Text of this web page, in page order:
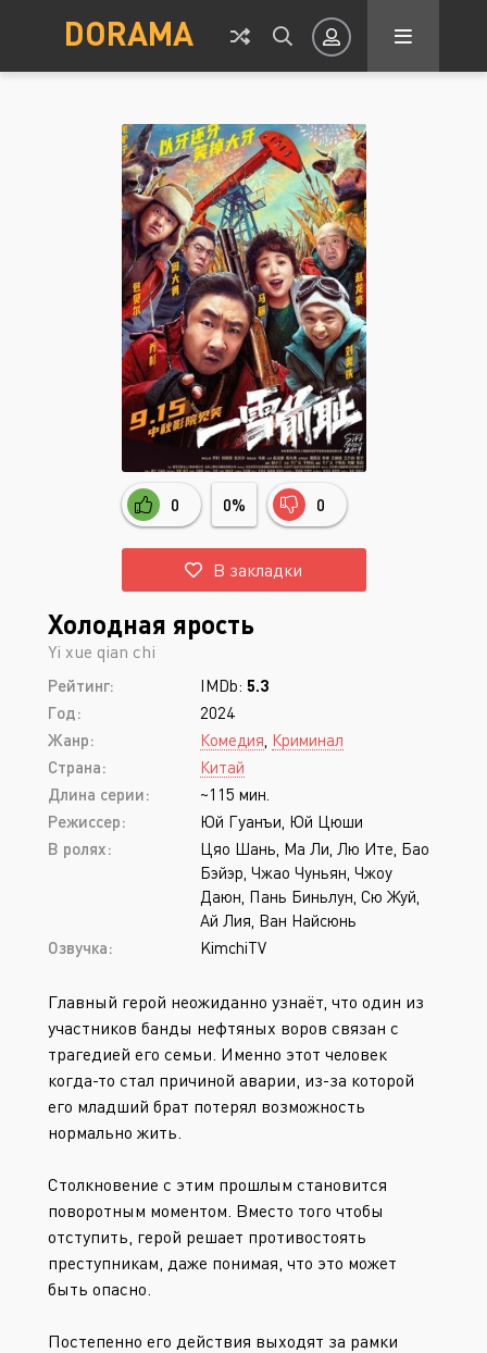
DORAMA
Авторизация
Запомнить
ВОЙТИ НА САЙТ
Регистрация Восстановить пароль
Или войти через
0 0% 0
В закладки
Холодная ярость
Yi xue qian chi
Рейтинг: IMDb: 5.3
Год:
2024
Жанр:
Комедия Криминал
Страна:
Китай
Длина серии:
~115 мин.
Режиссер:
Юй Гуанъи, Юй Цюши
В ролях:
Цяо Шань, Ма Ли, Лю Ите, Бао
Бэйэр, Чжао Чуньян, Чжоу
Даюн, Пань Биньлун, Сю Жуй,
Ай Лия, Ван Найсюнь
Озвучка:
KimchiTV
Главный герой неожиданно узнаёт, что один из
участников банды нефтяных воров связан с
трагедией его семьи. Именно этот человек
когда-то стал причиной аварии, из-за которой
его младший брат потерял возможность
нормально жить.
Столкновение с этим прошлым становится
поворотным моментом. Вместо того чтобы
отступить, герой решает противостоять
преступникам, даже понимая, что это может
быть опасно.
Постепенно его действия выходят за рамки